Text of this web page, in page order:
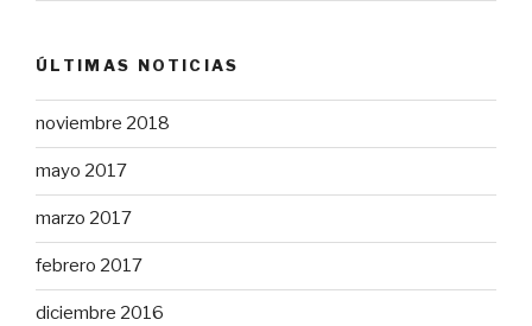
ÚLTIMAS NOTICIAS
noviembre 2018
mayo 2017
marzo 2017
febrero 2017
diciembre 2016